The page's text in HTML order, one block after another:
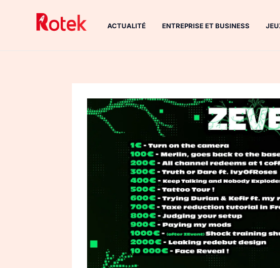
ACTUALITÉ ENTREPRISE ET BUSINESS